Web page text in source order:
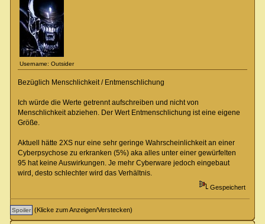
Username: Outsider
Bezüglich Menschlichkeit / Entmenschlichung
Ich würde die Werte getrennt aufschreiben und nicht von
Menschlichkeit abziehen. Der Wert Entmenschlichung ist eine eigene
Größe.
Aktuell hätte 2XS nur eine sehr geringe Wahrscheinlichkeit an einer
Cyberpsychose zu erkranken (5%) aka alles unter einer gewürfelten
95 hat keine Auswirkungen. Je mehr Cyberware jedoch eingebaut
wird, desto schlechter wird das Verhältnis.
Gespeichert
(Klicke zum Anzeigen/Verstecken)